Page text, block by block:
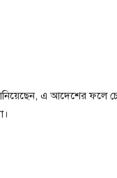
এ আদেশের ফলে